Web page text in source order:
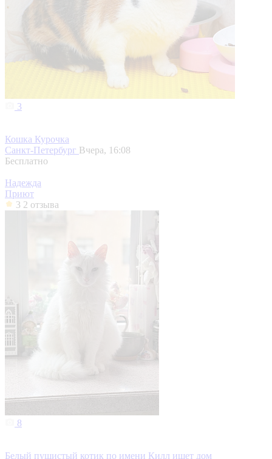
3
Кошка Курочка
Санкт-Петербург Вчера, 16:08
Бесплатно
Надежда
Приют
3 2 отзыва
8
Белый пушистый котик по имени Килл ищет дом